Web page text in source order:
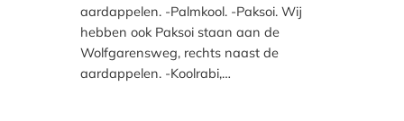
aardappelen. -Palmkool. -Paksoi. Wij
hebben ook Paksoi staan aan de
Wolfgarensweg, rechts naast de
aardappelen. -Koolrabi,…